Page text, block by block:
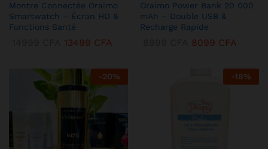
Montre Connectée Oraimo
Smartwatch – Écran HD &
Fonctions Santé
13499 CFA
Oraimo Power Bank 20 000
mAh – Double USB &
Recharge Rapide
8099 CFA
-20% -18%